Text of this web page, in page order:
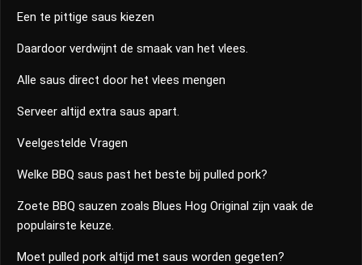
Een te pittige saus kiezen
Daardoor verdwijnt de smaak van het vlees.
Alle saus direct door het vlees mengen
Serveer altijd extra saus apart.
Veelgestelde Vragen
Welke BBQ saus past het beste bij pulled pork?
Zoete BBQ sauzen zoals Blues Hog Original zijn vaak de
populairste keuze.
Moet pulled pork altijd met saus worden gegeten?